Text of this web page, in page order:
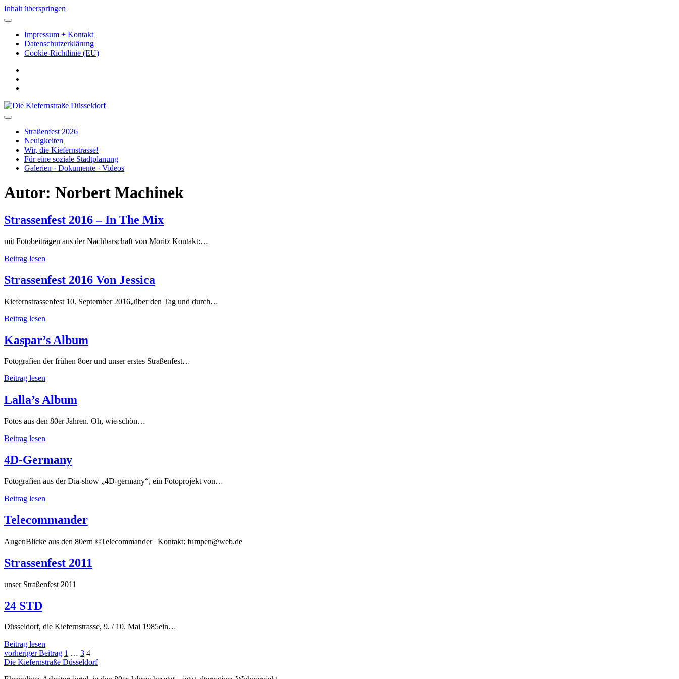
Inhalt überspringen
Impressum + Kontakt
Datenschutzerklärung
Cookie-Richtlinie (EU)
Die
Kiefernstraße
Straßenfest 2026
Neuigkeiten
Wir, die Kiefernstrasse!
Für eine soziale Stadtplanung
Galerien · Dokumente · Videos
Autor: Norbert Machinek
Strassenfest 2016 – In The Mix
mit Fotobeiträgen aus der Nachbarschaft von Moritz Kontakt:…
Beitrag lesen
–
in
mix
Strassenfest 2016 Von Jessica
Kiefernstrassenfest 10. September 2016„über den Tag und durch…
Beitrag lesen
von
Jessica
Kaspar’s Album
Fotografien der frühen 8oer und unser erstes Straßenfest…
Beitrag lesen
Lalla’s Album
Fotos aus den 80er Jahren. Oh, wie schön…
Beitrag lesen
4D-Germany
Fotografien aus der Dia-show „4D-germany“, ein Fotoprojekt von…
Beitrag lesen
Telecommander
AugenBlicke aus den 80ern ©Telecommander | Kontakt: fumpen@web.de
Strassenfest 2011
unser Straßenfest 2011
24 STD
Düsseldorf, die Kiefernstrasse, 9. / 10. Mai 1985ein…
Beitrag lesen
STD
Seitennummerierung
der
vorheriger Beitrag 1 … 3 4
Die Kiefernstraße Düsseldorf